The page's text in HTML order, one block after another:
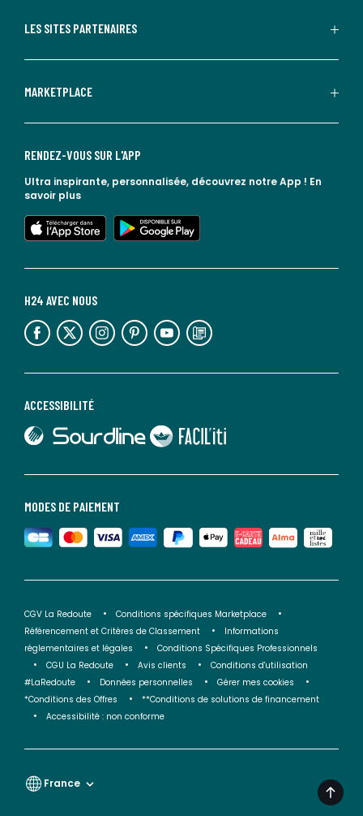
LES SITES PARTENAIRES
MARKETPLACE
MODES DE PAIEMENT
ACCESSIBILITÉ
lien vers Sourdline
lien vers Faciliti
H24 AVEC NOUS
lien vers l'espace réseaux sociaux lien vers l'espace réseaux sociaux lien vers l'espace réseaux sociaux lien vers l'espace réseaux sociaux lien vers l'espace réseaux sociaux lien vers le blog la redoute
RENDEZ-VOUS SUR L'APP
Ultra inspirante, personnalisée, découvrez notre App ! En
savoir plus
lien vers l'app store
lien vers google play
CGV La Redoute
Conditions spécifiques Marketplace
Référencement et Critères de Classement
Informations
réglementaires et légales
Conditions Spécifiques Professionnels
CGU La Redoute
Avis clients
Conditions d'utilisation
#LaRedoute
Données personnelles
Gérer mes cookies
*Conditions des Offres
**Conditions de solutions de financement
Accessibilité : non conforme
France